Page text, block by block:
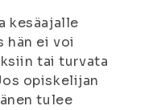
kesäajalle
hän ei voi
tai turvata
opiskelijan
tulee